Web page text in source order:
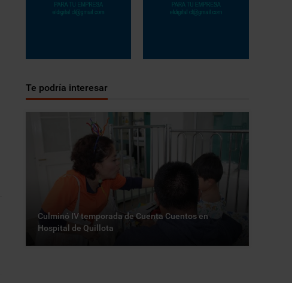
Te podría interesar
Culminó IV temporada de Cuenta Cuentos en
Hospital de Quillota